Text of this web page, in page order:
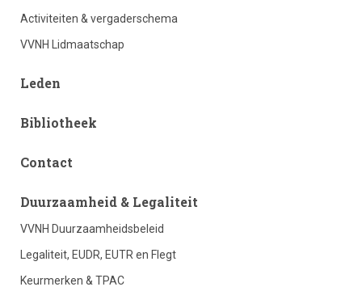
Activiteiten & vergaderschema
VVNH Lidmaatschap
Leden
Bibliotheek
Contact
footer
column
Duurzaamheid & Legaliteit
VVNH Duurzaamheidsbeleid
Legaliteit, EUDR, EUTR en Flegt
Keurmerken & TPAC